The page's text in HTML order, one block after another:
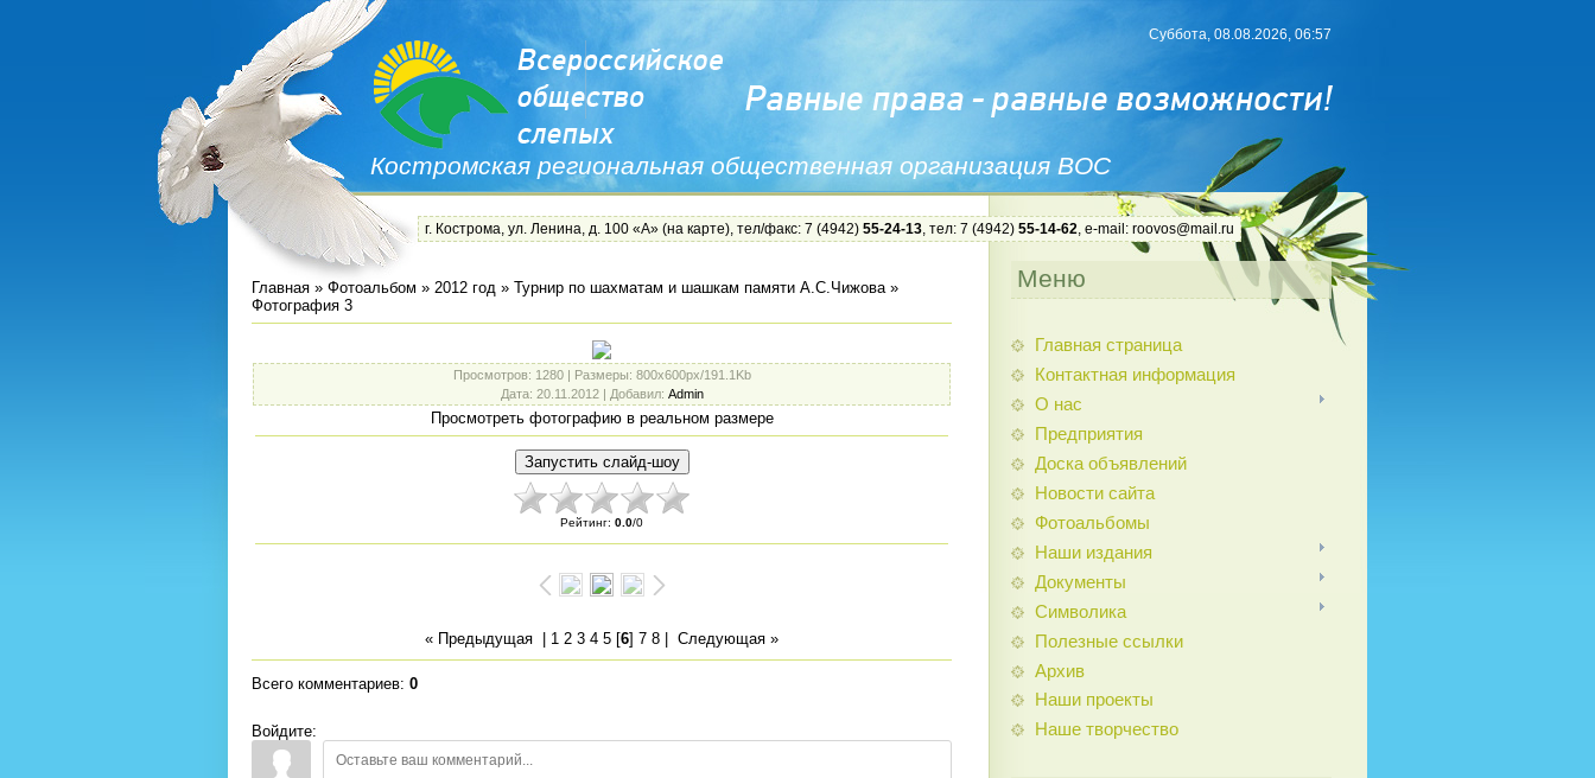
Костромская региональная общественная организация ВОС
Суббота, 08.08.2026, 06:57
г. Кострома, ул. Ленина, д. 100 «А» (на карте), тел/факс: 7 (4942) 55-24-13, тел: 7 (4942) 55-14-62, e-mail: roovos@mail.ru
Главная » Фотоальбом » 2012 год » Турнир по шахматам и шашкам памяти А.С.Чижова»
Фотография 3
Просмотров: 1280 | Размеры: 800x600px/191.1Kb
Дата: 20.11.2012 | Добавил: Admin
Просмотреть фотографию в реальном размере
Рейтинг: 0.0/0
« Предыдущая 1 2 3 4 5 [6] 7 8 Следующая »
Всего комментариев: 0
Войдите:
Меню
Главная страница
Контактная информация
О нас
Предприятия
Доска объявлений
Новости сайта
Фотоальбомы
Наши издания
Документы
Символика
Полезные ссылки
Архив
Наши проекты
Наше творчество